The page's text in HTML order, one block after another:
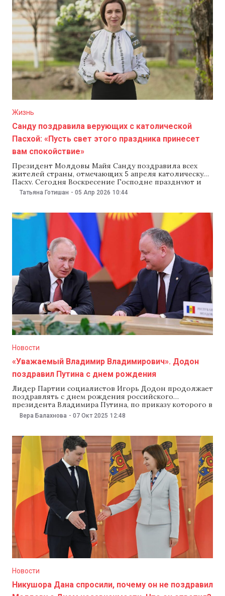
Жизнь
Cанду поздравила верующих с католической
Пасхой: «Пусть свет этого праздника принесет
вам спокойствие»
Президент Молдовы Майя Санду поздравила всех
жителей страны, отмечающих 5 апреля католическую
Пасху. Сегодня Воскресение Господне празднуют и
протестанты, и прихожане Армянской апостольской
церкви. В этот же день православные христиане
сегодня празднует Воскресение Господне. Пусть свет
этого праздника принесет вам спокойствие, надежду
и уверенность.
Татьяна Готишан - 05 Апр 2026 10:44
Новости
«Уважаемый Владимир Владимирович». Додон
поздравил Путина с днем рождения
Лидер Партии социалистов Игорь Додон продолжает
поздравлять с днем рождения российского
президента Владимира Путина, по приказу которого в
феврале 2022 года российские войска вторглись на
территорию Украины. В этом году Додон пожелал
благополучия и сил», заявив, что большинство
граждан Молдовы «по-прежнему видят в России
стратегического партнера,
Вера Балахнова - 07 Окт 2025 12:48
Новости
Никушора Дана спросили, почему он не поздравил